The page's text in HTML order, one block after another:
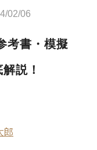
02/06
考書・模擬
説！
郎